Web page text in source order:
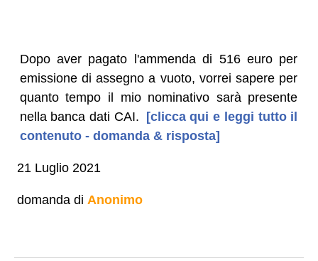
Dopo aver pagato l'ammenda di 516 euro per
emissione di assegno a vuoto, vorrei sapere per
quanto tempo il mio nominativo sarà presente
nella banca dati CAI. [clicca qui e leggi tutto il
contenuto - domanda & risposta]
21 Luglio 2021
domanda di Anonimo